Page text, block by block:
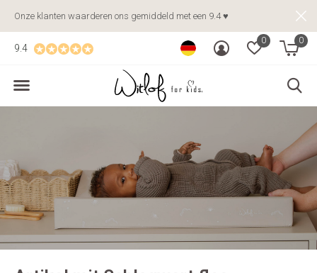
0 0
9.4
Onze klanten waarderen ons gemiddeld met een 9.4 ♥